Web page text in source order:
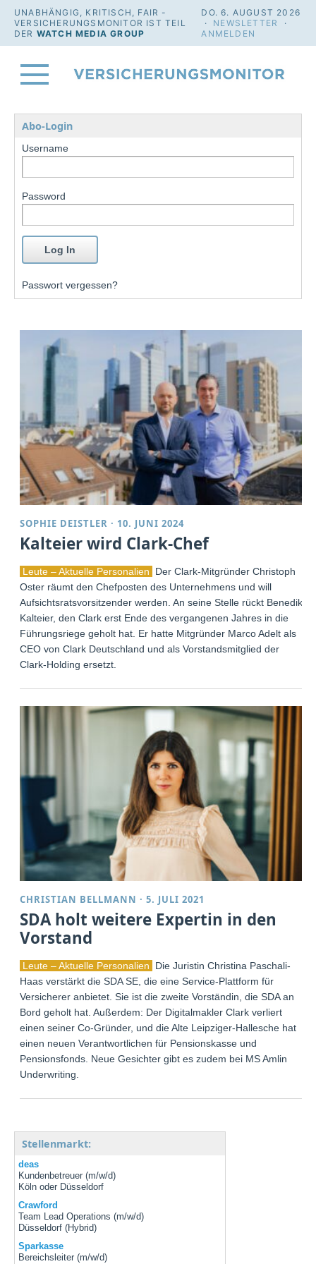
UNABHÄNGIG, KRITISCH, FAIR -
VERSICHERUNGSMONITOR IST TEIL
DER WATCH MEDIA GROUP
DO. 6. AUGUST 2026
· NEWSLETTER
·
ANMELDEN
Abo-Login
Username
Password
Passwort vergessen?
SOPHIE DEISTLER · 10. JUNI 2024
Kalteier wird Clark-Chef
Leute – Aktuelle Personalien
Der Clark-Mitgründer Christoph
Oster räumt den Chefposten des Unternehmens und will
Aufsichtsratsvorsitzender werden. An seine Stelle rückt Benedikt
Kalteier, den Clark erst Ende des vergangenen Jahres in die
Führungsriege geholt hat. Er hatte Mitgründer Marco Adelt als
CEO von Clark Deutschland und als Vorstandsmitglied der
Clark-Holding ersetzt.
CHRISTIAN BELLMANN ·5. JULI 2021
SDA holt weitere Expertin in den
Vorstand
Leute – Aktuelle Personalien
Die Juristin Christina Paschali-
Haas verstärkt die SDA SE, die eine Service-Plattform für
Versicherer anbietet. Sie ist die zweite Vorständin, die SDA an
Bord geholt hat. Außerdem: Der Digitalmakler Clark verliert
einen seiner Co-Gründer, und die Alte Leipziger-Hallesche hat
einen neuen Verantwortlichen für Pensionskasse und
Pensionsfonds. Neue Gesichter gibt es zudem bei MS Amlin
Underwriting.
Stellenmarkt:
deas
Kundenbetreuer (m/w/d)
Köln oder Düsseldorf
Crawford
Team Lead Operations (m/w/d)
Düsseldorf (Hybrid)
Sparkasse
Bereichsleiter (m/w/d)